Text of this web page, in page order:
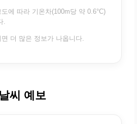
에 따라 기온차(100m당 약 0.6°C)
.
더 많은 정보가 나옵니다.
씨 예보